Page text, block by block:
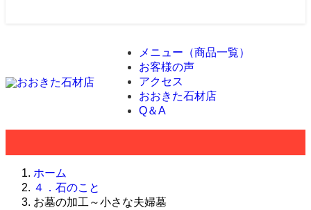
メニュー（商品一覧）
お客様の声
アクセス
おおきた石材店
Q＆A
ホーム
４．石のこと
お墓の加工～小さな夫婦墓